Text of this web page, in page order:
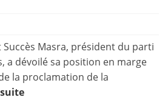
Succès Masra, président du parti
a dévoilé sa position en marge
la proclamation de la